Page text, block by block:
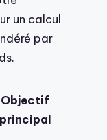
un calcul
par
Objectif
principal